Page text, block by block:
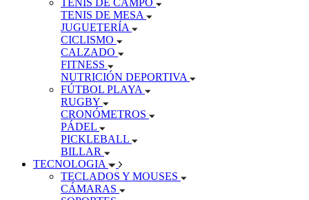
TENIS DE CAMPO
TENIS DE MESA
JUGUETERÍA
CICLISMO
CALZADO
FITNESS
NUTRICIÓN DEPORTIVA
FÚTBOL PLAYA
RUGBY
CRONÓMETROS
PÁDEL
PICKLEBALL
BILLAR
TECNOLOGIA
TECLADOS Y MOUSES
CÁMARAS